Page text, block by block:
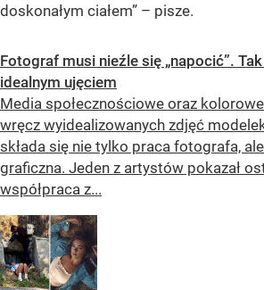
doskonałym ciałem” – pisze.
Fotograf musi nieźle się „napocić”.
idealnym ujęciem
Media społecznościowe oraz
wręcz wyidealizowanych zdjęć
składa się nie tylko praca fotografa,
graficzna. Jeden z artystów pokazał
współpraca z...